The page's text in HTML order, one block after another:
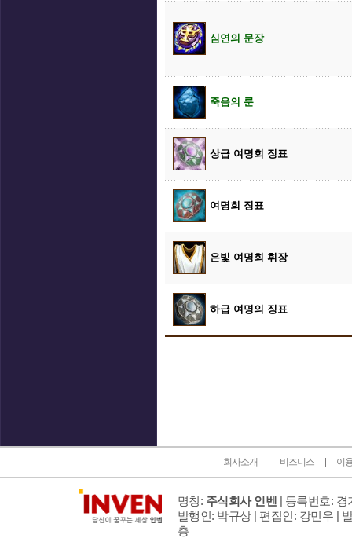
심연의 문장
죽음의 룬
상급 여명회 징표
여명회 징표
은빛 여명회 휘장
하급 여명의 징표
회사소개 비즈니스 이
명칭: 주식회사 인벤 | 등록번호: 경
발행인: 박규상 | 편집인: 강민우 |
층